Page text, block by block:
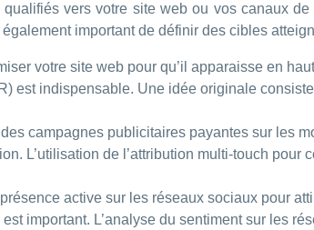
vers votre site web ou vos canaux
important de définir des cibles
votre site web pour qu’il apparaisse en
est indispensable. Une idée originale
campagnes publicitaires payantes sur les
L’utilisation de l’attribution multi-touch
active sur les réseaux sociaux pour
important. L’analyse du sentiment sur les